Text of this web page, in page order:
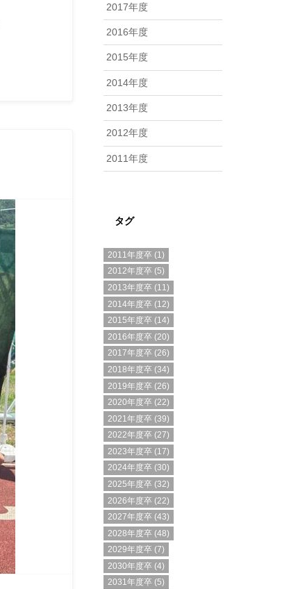
2017年度
2016年度
2015年度
2014年度
2013年度
2012年度
2011年度
タグ
2011年度卒 (1)
2012年度卒 (5)
2013年度卒 (11)
2014年度卒 (12)
2015年度卒 (14)
2016年度卒 (20)
2017年度卒 (26)
2018年度卒 (34)
2019年度卒 (26)
2020年度卒 (22)
2021年度卒 (39)
2022年度卒 (27)
2023年度卒 (17)
2024年度卒 (30)
2025年度卒 (32)
2026年度卒 (22)
2027年度卒 (43)
2028年度卒 (48)
2029年度卒 (7)
2030年度卒 (4)
2031年度卒 (5)